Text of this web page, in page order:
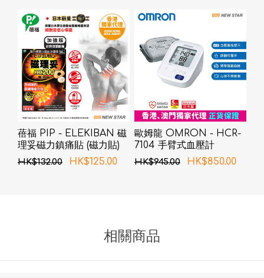
蓓福 PIP - ELEKIBAN 磁
理妥磁力鎮痛貼 (磁力貼)
200MT 24粒
HK$132.00 HK$125.00
歐姆龍 OMRON - HCR-
7104 手臂式血壓計
HK$945.00 HK$850.00
相關商品